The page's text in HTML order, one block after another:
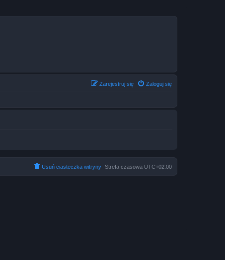
Zaloguj się
Zarejestruj się
Strefa czasowa UTC+02:00
Usuń ciasteczka witryny